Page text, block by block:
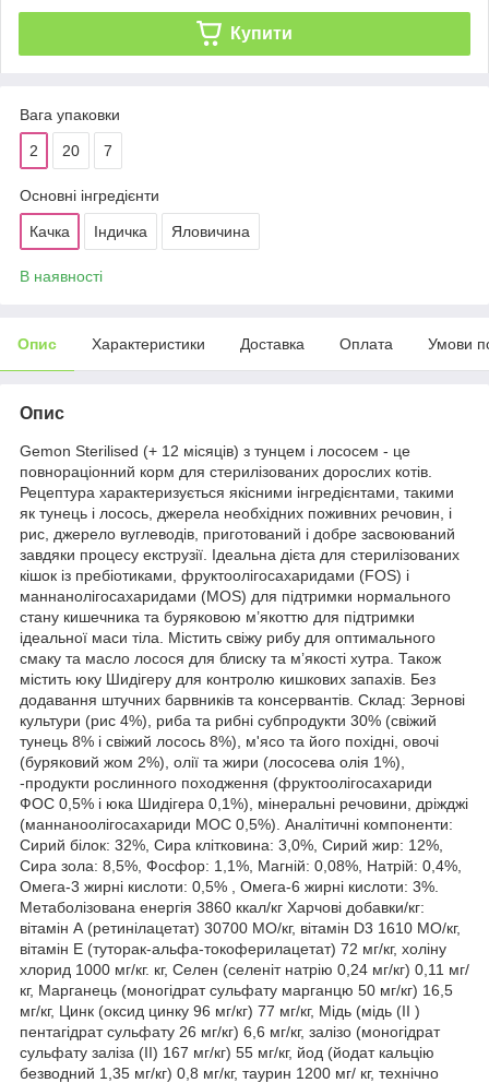
Купити
Вага упаковки
2 20 7
Основні інгредієнти
Качка Індичка Яловичина
В наявності
Опис Характеристики Доставка Оплата Умови
Опис
Gemon Sterilised (+ 12 місяців) з тунцем і лососем - це
повнораціонний корм для стерилізованих дорослих котів.
Рецептура характеризується якісними інгредієнтами, такими
як тунець і лосось, джерела необхідних поживних речовин, і
рис, джерело вуглеводів, приготований і добре засвоюваний
завдяки процесу екструзії. Ідеальна дієта для стерилізованих
кішок із пребіотиками, фруктоолігосахаридами (FOS) і
маннанолігосахаридами (MOS) для підтримки нормального
стану кишечника та буряковою м’якоттю для підтримки
ідеальної маси тіла. Містить свіжу рибу для оптимального
смаку та масло лосося для блиску та м’якості хутра. Також
містить юку Шидігеру для контролю кишкових запахів. Без
додавання штучних барвників та консервантів. Склад: Зернові
культури (рис 4%), риба та рибні субпродукти 30% (свіжий
тунець 8% і свіжий лосось 8%), м'ясо та його похідні, овочі
(буряковий жом 2%), олії та жири (лососева олія 1%),
-продукти рослинного походження (фруктоолігосахариди
ФОС 0,5% і юка Шидігера 0,1%), мінеральні речовини, дріжджі
(маннаноолігосахариди МОС 0,5%). Аналітичні компоненти:
Сирий білок: 32%, Сира клітковина: 3,0%, Сирий жир: 12%,
Сира зола: 8,5%, Фосфор: 1,1%, Магній: 0,08%, Натрій: 0,4%,
Омега-3 жирні кислоти: 0,5% , Омега-6 жирні кислоти: 3%.
Метаболізована енергія 3860 ккал/кг Харчові добавки/кг:
вітамін А (ретинілацетат) 30700 МО/кг, вітамін D3 1610 МО/кг,
вітамін Е (туторак-альфа-токоферилацетат) 72 мг/кг, холіну
хлорид 1000 мг/кг. кг, Селен (селеніт натрію 0,24 мг/кг) 0,11 мг/
кг, Марганець (моногідрат сульфату марганцю 50 мг/кг) 16,5
мг/кг, Цинк (оксид цинку 96 мг/кг) 77 мг/кг, Мідь (мідь (II )
пентагідрат сульфату 26 мг/кг) 6,6 мг/кг, залізо (моногідрат
сульфату заліза (II) 167 мг/кг) 55 мг/кг, йод (йодат кальцію
безводний 1,35 мг/кг) 0,8 мг/кг, таурин 1200 мг/ кг, технічно